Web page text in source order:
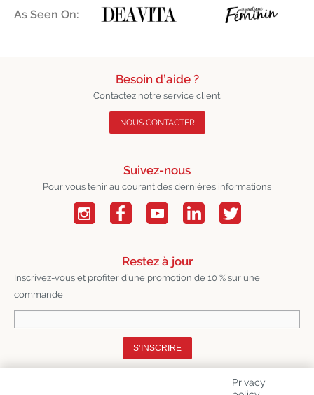
As Seen On:
Besoin d’aide ?
Contactez notre service client.
NOUS CONTACTER
Suivez-nous
Pour vous tenir au courant des dernières informations
Restez à jour
Inscrivez-vous et profiter d’une promotion de 10 % sur une
commande
S’INSCRIRE
Privacy